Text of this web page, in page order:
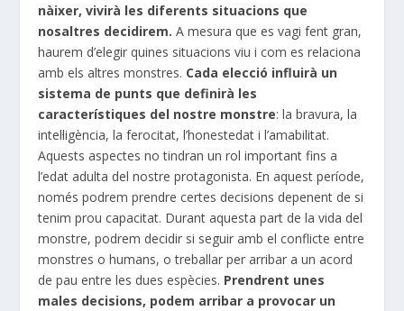
nàixer,vivirà les diferents situacions que
nosaltres decidirem. A mesura que es vagi fent gran,
haurem d’elegir quines situacions viu i com es relaciona
amb els altres monstres. Cada elecció influirà un
sistema de punts que definirà les
característiques del nostre monstre: la bravura, la
intel·ligència, la ferocitat, l’honestedat i l’amabilitat.
Aquests aspectes no tindran un rol important fins a
l’edat adulta del nostre protagonista. En aquest període,
només podrem prendre certes decisions depenent de si
tenim prou capacitat. Durant aquesta part de la vida del
monstre, podrem decidir si seguir amb el conflicte entre
monstres o humans, o treballar per arribar a un acord
de pau entre les dues espècies. Prendrent unes
males decisions, podem arribar a provocar un